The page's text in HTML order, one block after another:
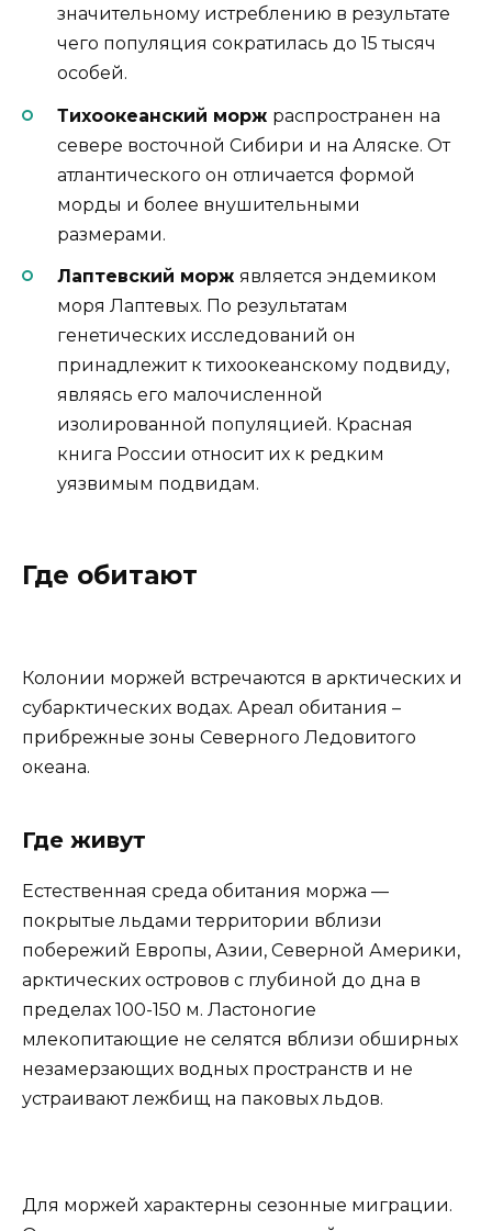
значительному истреблению в результате
чего популяция сократилась до 15 тысяч
особей.
Тихоокеанский морж распространен на
севере восточной Сибири и на Аляске. От
атлантического он отличается формой
морды и более внушительными
размерами.
Лаптевский морж является эндемиком
моря Лаптевых. По результатам
генетических исследований он
принадлежит к тихоокеанскому подвиду,
являясь его малочисленной
изолированной популяцией. Красная
книга России относит их к редким
уязвимым подвидам.
Где обитают
Колонии моржей встречаются в арктических и
субарктических водах. Ареал обитания –
прибрежные зоны Северного Ледовитого
океана.
Где живут
Естественная среда обитания моржа —
покрытые льдами территории вблизи
побережий Европы, Азии, Северной Америки,
арктических островов с глубиной до дна в
пределах 100-150 м. Ластоногие
млекопитающие не селятся вблизи обширных
незамерзающих водных пространств и не
устраивают лежбищ на паковых льдов.
Для моржей характерны сезонные миграции.